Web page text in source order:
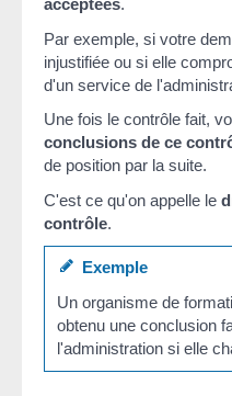
acceptées.
Par exemple, si votre
injustifiée ou si elle
d'un service de
Une fois le contrôle fait,
conclusions de ce
de position par la suite.
C'est ce qu'on appelle le
contrôle.
Exemple
Un organisme de
obtenu une conclusion
l'administration si elle